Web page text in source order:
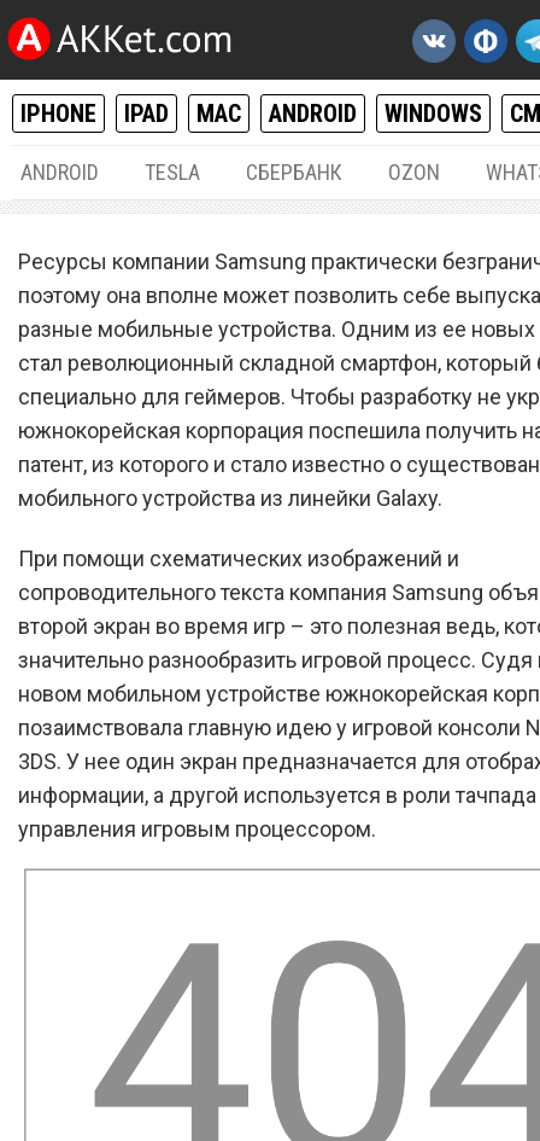
IPHONE IPAD MAC ANDROID WINDOWS
ANDROID TESLA СБЕРБАНК OZON
Samsung создала
революционный
смартфон специально для
геймеров
Ресурсы компании Samsung практически
поэтому она вполне может позволить себе
разные мобильные устройства. Одним из ее новых
стал революционный складной смартфон,
специально для геймеров. Чтобы разработку не
южнокорейская корпорация поспешила получить
патент, из которого и стало известно о
мобильного устройства из линейки Galaxy.
При помощи схематических изображений и
сопроводительного текста компания Samsung
второй экран во время игр – это полезная ведь,
значительно разнообразить игровой процесс.
новом мобильном устройстве южнокорейская
позаимствовала главную идею у игровой консоли
3DS. У нее один экран предназначается для
информации, а другой используется в роли
управления игровым процессором.